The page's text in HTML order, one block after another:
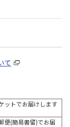
て
ットでお届けします
便(簡易書留)でお届